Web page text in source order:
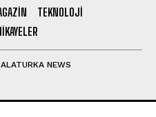
TEKNOLOJI
ALATURKA NEWS